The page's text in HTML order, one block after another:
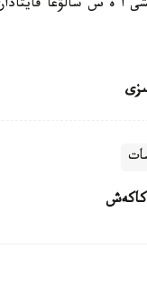
ا ە س سالۋعا
كاكەش